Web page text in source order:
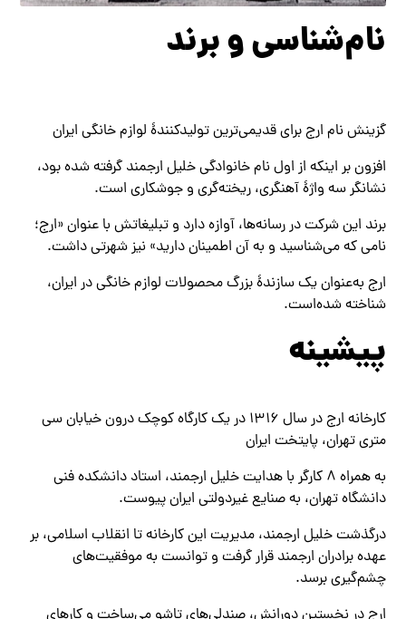
نام‌شناسی و برند
گزینش نام ارج برای قدیمی‌ترین تولیدکنندهٔ لوازم خانگی ایران
افزون بر اینکه از اول نام خانوادگی خلیل ارجمند گرفته شده بود،
نشانگر سه واژهٔ آهنگری، ریخته‌گری و جوشکاری است.
برند این شرکت در رسانه‌ها، آوازه دارد و تبلیغاتش با عنوان «ارج؛
نامی که می‌شناسید و به آن اطمینان دارید» نیز شهرتی داشت.
ارج به‌عنوان یک سازندهٔ بزرگ محصولات لوازم خانگی در ایران،
شناخته شده‌است.
پیشینه
کارخانه ارج در سال ۱۳۱۶ در یک کارگاه کوچک درون خیابان سی
متری تهران، پایتخت ایران
به همراه ۸ کارگر با هدایت خلیل ارجمند، استاد دانشکده فنی
دانشگاه تهران، به صنایع غیردولتی ایران پیوست.
درگذشت خلیل ارجمند، مدیریت این کارخانه تا انقلاب اسلامی، بر
عهده برادران ارجمند قرار گرفت و توانست به موفقیت‌های
چشم‌گیری برسد.